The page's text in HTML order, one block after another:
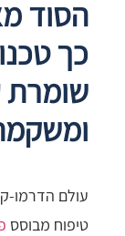
הסוד
כך
שומרת
עולם הדרמו-
טיפוח מבוסס